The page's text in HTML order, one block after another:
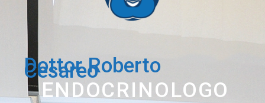
Dottor Roberto
Cesareo
ENDOCRINOLOGO